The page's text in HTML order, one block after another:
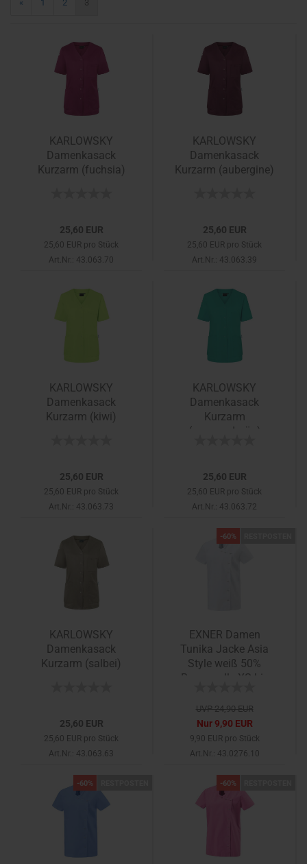
« 1 2 3
KARLOWSKY
Damenkasack
Kurzarm (fuchsia)
25,60 EUR
25,60 EUR pro Stück
Art.Nr.: 43.063.70
KARLOWSKY
Damenkasack
Kurzarm (aubergine)
25,60 EUR
25,60 EUR pro Stück
Art.Nr.: 43.063.39
KARLOWSKY
Damenkasack
Kurzarm (kiwi)
25,60 EUR
25,60 EUR pro Stück
Art.Nr.: 43.063.73
KARLOWSKY
Damenkasack
Kurzarm
(smaragdgrün)
25,60 EUR
25,60 EUR pro Stück
Art.Nr.: 43.063.72
KARLOWSKY
Damenkasack
Kurzarm (salbei)
25,60 EUR
25,60 EUR pro Stück
Art.Nr.: 43.063.63
-60%
EXNER Damen
Tunika Jacke Asia
Style weiß 50%
Baumwolle XS bis
UVP 24,90 EUR
Nur 9,90 EUR
9,90 EUR pro Stück
Art.Nr.: 43.0276.10
-60% -60%